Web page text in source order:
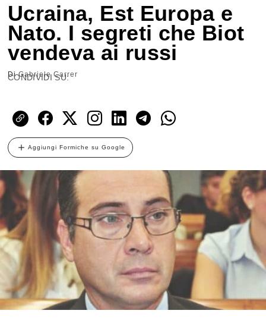
Ucraina, Est Europa e
Nato. I segreti che Biot
vendeva ai russi
DiGabriele Carrer
CONDIVIDI SU:
Aggiungi Formiche su Google